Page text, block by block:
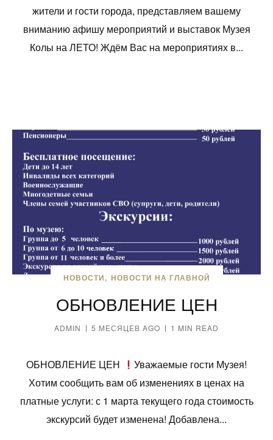
жители и гости города, представляем вашему
вниманию афишу мероприятий и выставок Музея
Колы на ЛЕТО! Ждём Вас на мероприятиях в...
НОВОСТИ НОВОСТИ НА ГЛАВНОЙ
ОБНОВЛЕНИЕ ЦЕН
ADMIN 5 МЕСЯЦЕВ AGO 1 MIN READ
ОБНОВЛЕНИЕ ЦЕН
Уважаемые гости Музея!
Хотим сообщить вам об изменениях в ценах на
платные услуги: с 1 марта текущего года стоимость
экскурсий будет изменена! Добавлена...